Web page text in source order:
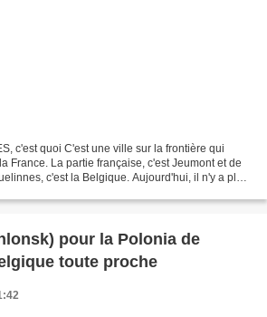
c'est quoi C'est une ville sur la frontière qui
France. La partie française, c'est Jeumont et de
c'est la Belgique. Aujourd'hui, il n'y a plus
pour la Polonia de
toute proche